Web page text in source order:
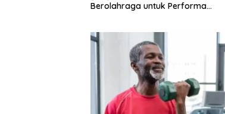
Kesehatan Mental di Tengah